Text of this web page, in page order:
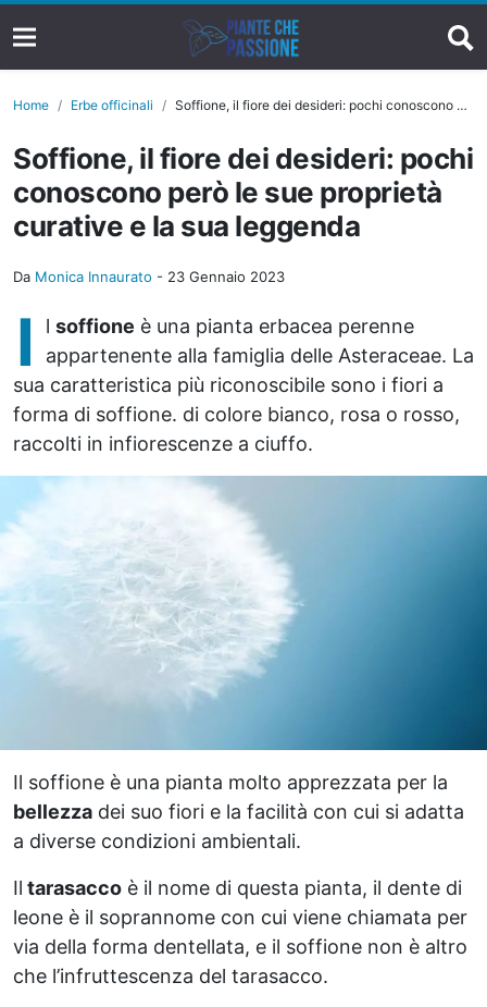
Home Erbe officinali Soffione, il fiore dei desideri: pochi conoscono però le sue proprietà curative e la sua leggenda
Soffione, il fiore dei desideri: pochi
conoscono però le sue proprietà
curative e la sua leggenda
Da Monica Innaurato - 23 Gennaio 2023
I l soffione è una pianta erbacea perenne
appartenente alla famiglia delle Asteraceae. La
sua caratteristica più riconoscibile sono i fiori a
forma di soffione. di colore bianco, rosa o rosso,
raccolti in infiorescenze a ciuffo.
Il soffione è una pianta molto apprezzata per la
bellezza dei suo fiori e la facilità con cui si adatta
a diverse condizioni ambientali.
Il tarasacco è il nome di questa pianta, il dente di
leone è il soprannome con cui viene chiamata per
via della forma dentellata, e il soffione non è altro
che l’infruttescenza del tarasacco.